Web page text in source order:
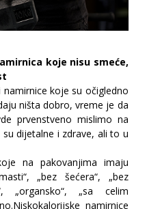
koje nisu smeće,
namirnice koje su očigledno
ništa dobro, vreme je da
prvenstveno mislimo na
dijetalne i zdrave, ali to u
na pakovanjima imaju
„bez šećera“, „bez
„organsko“, „sa celim
Niskokalorijske namirnice